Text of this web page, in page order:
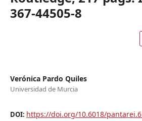
367-44505-8
Verónica Pardo Quiles
Universidad de Murcia
DOI: https://doi.org/10.6018/